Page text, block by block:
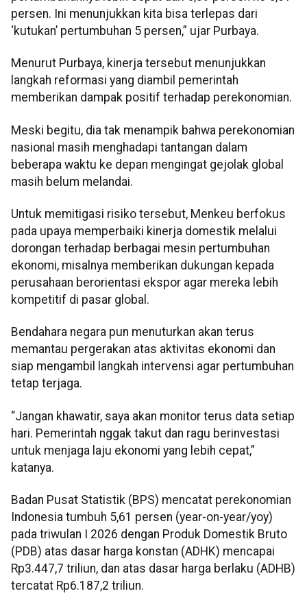
persen. Ini menunjukkan kita bisa terlepas dari
‘kutukan’ pertumbuhan 5 persen,” ujar Purbaya.
Menurut Purbaya, kinerja tersebut menunjukkan
langkah reformasi yang diambil pemerintah
memberikan dampak positif terhadap perekonomian.
Meski begitu, dia tak menampik bahwa perekonomian
nasional masih menghadapi tantangan dalam
beberapa waktu ke depan mengingat gejolak global
masih belum melandai.
Untuk memitigasi risiko tersebut, Menkeu berfokus
pada upaya memperbaiki kinerja domestik melalui
dorongan terhadap berbagai mesin pertumbuhan
ekonomi, misalnya memberikan dukungan kepada
perusahaan berorientasi ekspor agar mereka lebih
kompetitif di pasar global.
Bendahara negara pun menuturkan akan terus
memantau pergerakan atas aktivitas ekonomi dan
siap mengambil langkah intervensi agar pertumbuhan
tetap terjaga.
“Jangan khawatir, saya akan monitor terus data setiap
hari. Pemerintah nggak takut dan ragu berinvestasi
untuk menjaga laju ekonomi yang lebih cepat,”
katanya.
Badan Pusat Statistik (BPS) mencatat perekonomian
Indonesia tumbuh 5,61 persen (year-on-year/yoy)
pada triwulan I 2026 dengan Produk Domestik Bruto
(PDB) atas dasar harga konstan (ADHK) mencapai
Rp3.447,7 triliun, dan atas dasar harga berlaku (ADHB)
tercatat Rp6.187,2 triliun.